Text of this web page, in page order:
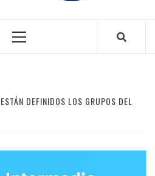
Menú
ESTÁN DEFINIDOS LOS GRUPOS DEL